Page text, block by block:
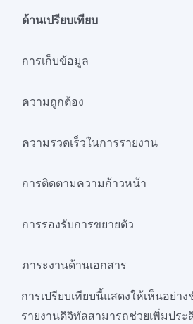
ด้านเปรียบเทียบ
การเก็บข้อมูล
ความถูกต้อง
ความรวดเร็วในการรายงาน
การติดตามความก้าวหน้า
การรองรับการขยายตัว
ภาระงานด้านเอกสาร
การเปรียบเทียบนี้แสดงให้เห็นอย่าง
รายงานดิจิทัลสามารถช่วยเพิ่มปร